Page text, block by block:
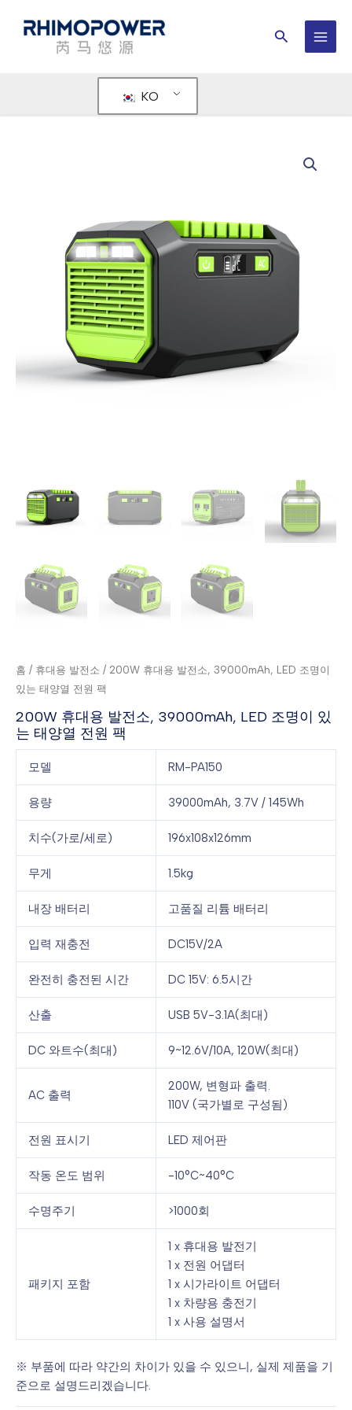
검
메
KO
홈 / 휴대용 발전소 / 200W 휴대용 발전소, 39000mAh, LED 조명이
있는 태양열 전원 팩
200W 휴대용 발전소, 39000mAh, LED 조명이 있
는 태양열 전원 팩
모델 RM-PA150
용량 39000mAh, 3.7V / 145Wh
치수(가로/세로) 196x108x126mm
무게 1.5kg
내장 배터리 고품질 리튬 배터리
입력 재충전 DC15V/2A
완전히 충전된 시간 DC 15V: 6.5시간
산출 USB 5V-3.1A(최대)
DC 와트수(최대) 9~12.6V/10A, 120W(최대)
AC 출력
200W, 변형파 출력.
110V (국가별로 구성됨)
전원 표시기 LED 제어판
작동 온도 범위 -10°C~40°C
수명주기 >1000회
패키지 포함
1 x 휴대용 발전기
1 x 전원 어댑터
1 x 시가라이트 어댑터
1 x 차량용 충전기
1 x 사용 설명서
※ 부품에 따라 약간의 차이가 있을 수 있으니, 실제 제품을 기
준으로 설명드리겠습니다.